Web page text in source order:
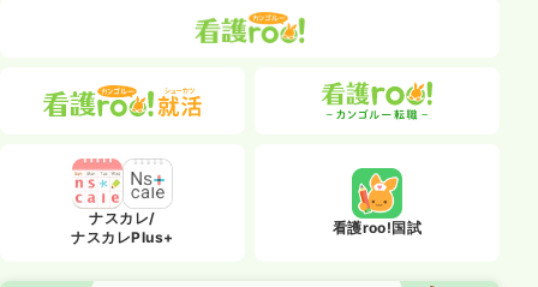
ナスカレ/
ナスカレPlus+
看護roo!国試